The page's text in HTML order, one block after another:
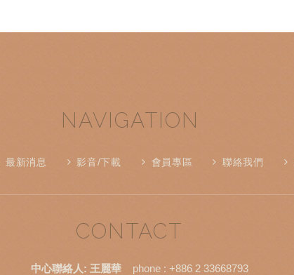
NAVIGATION
最新消息 影音/下載 會員專區 聯絡我們
CONTACT
中心聯絡人: 王麗華 phone :+886 2 33668793